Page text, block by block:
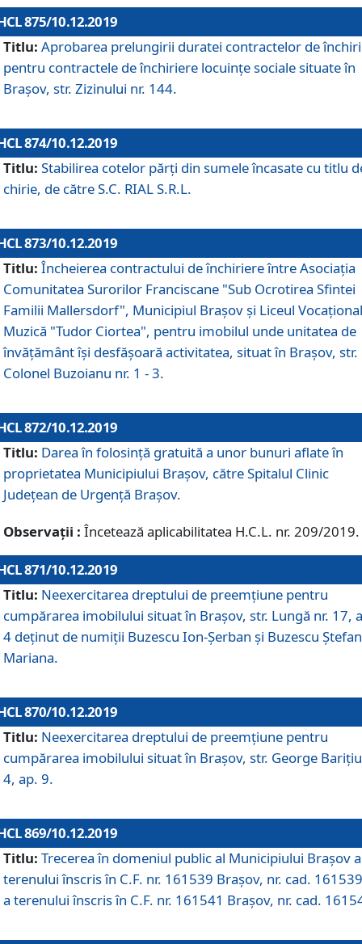
875/10.12.2019
Titlu: Aprobarea prelungirii duratei contractelor de
pentru contractele de închiriere locuinţe sociale situate în
Braşov, str. Zizinului nr. 144.
874/10.12.2019
Titlu: Stabilirea cotelor părți din sumele încasate cu titlu
chirie, de către S.C. RIAL S.R.L.
873/10.12.2019
Titlu: Încheierea contractului de închiriere între Asociația
Comunitatea Surorilor Franciscane "Sub Ocrotirea Sfintei
Familii Mallersdorf", Municipiul Braşov şi Liceul
Muzică "Tudor Ciortea", pentru imobilul unde unitatea de
învățământ îşi desfăşoară activitatea, situat în Braşov, str.
Colonel Buzoianu nr. 1 - 3.
872/10.12.2019
Titlu: Darea în folosinţă gratuită a unor bunuri aflate în
proprietatea Municipiului Braşov, către Spitalul Clinic
Judeţean de Urgenţă Braşov.
Observații : Încetează aplicabilitatea H.C.L. nr. 209/2019.
871/10.12.2019
Titlu: Neexercitarea dreptului de preemţiune pentru
cumpărarea imobilului situat în Braşov, str. Lungă nr. 17,
4 deţinut de numiţii Buzescu Ion-Şerban și Buzescu
Mariana.
870/10.12.2019
Titlu: Neexercitarea dreptului de preemţiune pentru
cumpărarea imobilului situat în Braşov, str. George
4, ap. 9.
869/10.12.2019
Titlu: Trecerea în domeniul public al Municipiului Braşov a
terenului înscris în C.F. nr. 161539 Brașov, nr. cad.
a terenului înscris în C.F. nr. 161541 Brașov, nr. cad.